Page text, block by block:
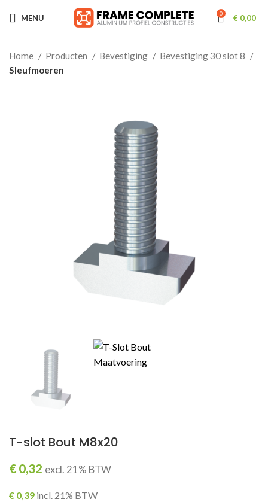
MENU 0 € 0,00
Home Producten Bevestiging
Bevestiging 30 slot 8
Sleufmoeren
T-slot Bout M8x20
€ 0,32 excl. 21% BTW
€ 0,39 incl. 21% BTW